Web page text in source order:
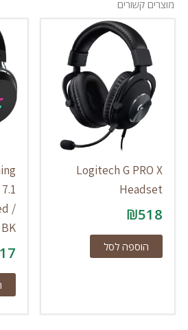
מוצרים קשורים
Logitech G PRO X
Headset
₪518
הוספה לסל
/